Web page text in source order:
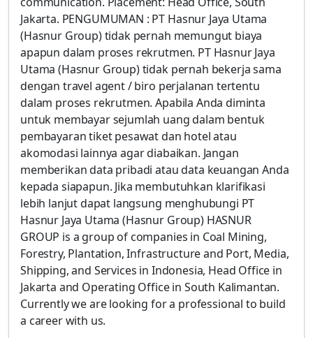
Jakarta. PENGUMUMAN : PT Hasnur Jaya Utama
(Hasnur Group) tidak pernah memungut biaya
apapun dalam proses rekrutmen. PT Hasnur Jaya
Utama (Hasnur Group) tidak pernah bekerja sama
dengan travel agent / biro perjalanan tertentu
dalam proses rekrutmen. Apabila Anda diminta
untuk membayar sejumlah uang dalam bentuk
pembayaran tiket pesawat dan hotel atau
akomodasi lainnya agar diabaikan. Jangan
memberikan data pribadi atau data keuangan Anda
kepada siapapun. Jika membutuhkan klarifikasi
lebih lanjut dapat langsung menghubungi PT
Hasnur Jaya Utama (Hasnur Group) HASNUR
GROUP is a group of companies in Coal Mining,
Forestry, Plantation, Infrastructure and Port, Media,
Shipping, and Services in Indonesia, Head Office in
Jakarta and Operating Office in South Kalimantan.
Currently we are looking for a professional to build
a career with us.